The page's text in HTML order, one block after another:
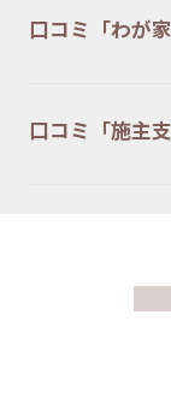
口コミ「わが
口コミ「施主